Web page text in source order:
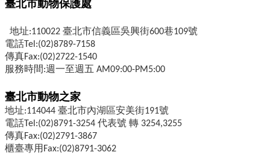
臺北市動物保護處
地址:110022 臺北市信義區吳興街600巷109號
電話Tel:(02)8789-7158
傳真Fax:(02)2722-1540
服務時間:週一至週五 AM09:00-PM5:00
臺北市動物之家
地址:114044 臺北市內湖區安美街191號
電話Tel:(02)8791-3254 代表號 轉 3254,3255
傳真Fax:(02)2791-3867
櫃臺專用Fax:(02)8791-3062